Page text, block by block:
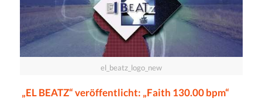
el_beatz_logo_new
„EL BEATZ“ veröffentlicht: „Faith 130.00 bpm“